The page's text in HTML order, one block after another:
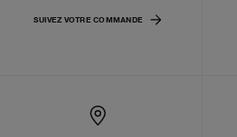
SUIVEZ VOTRE COMMANDE